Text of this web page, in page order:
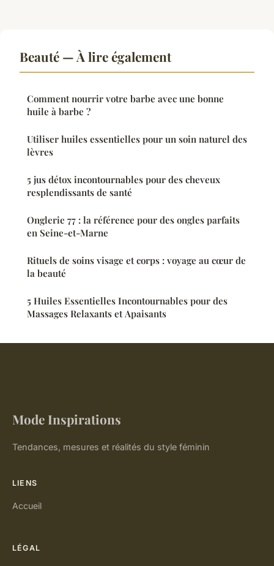
Beauté — À lire également
Comment nourrir votre barbe avec une bonne
huile à barbe ?
Utiliser huiles essentielles pour un soin naturel des
lèvres
5 jus détox incontournables pour des cheveux
resplendissants de santé
Onglerie 77 : la référence pour des ongles parfaits
en Seine-et-Marne
Rituels de soins visage et corps : voyage au cœur de
la beauté
5 Huiles Essentielles Incontournables pour des
Massages Relaxants et Apaisants
Mode Inspirations
Tendances, mesures et réalités du style féminin
LIENS
Accueil
LÉGAL